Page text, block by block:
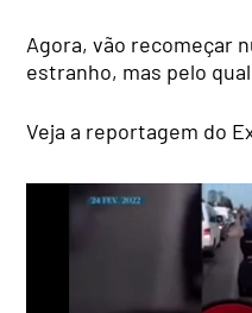
Agora, vão recomeçar
estranho, mas pelo
Veja a reportagem do